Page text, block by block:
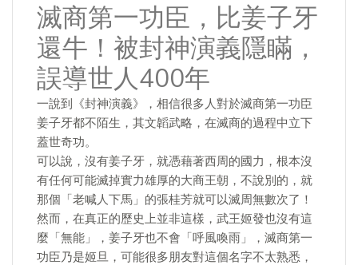
滅商第一功臣，比姜子牙
還牛！被封神演義隱瞞，
誤導世人400年
一說到《封神演義》，相信很多人對於滅商第一功臣
姜子牙都不陌生，其文韜武略，在滅商的過程中立下
蓋世奇功。
可以說，沒有姜子牙，就憑藉著西周的國力，根本沒
有任何可能滅掉實力雄厚的大商王朝，不說別的，就
那個「老喊人下馬」的張桂芳就可以滅周無數次了！
然而，在真正的歷史上並非這樣，武王姬發也沒有這
麼「無能」，姜子牙也不會「呼風喚雨」，滅商第一
功臣乃是姬旦，可能很多朋友對這個名字不太熟悉，